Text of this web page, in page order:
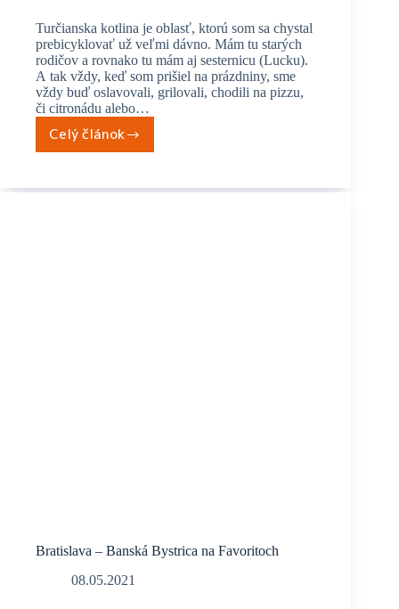
Turčianska kotlina je oblasť, ktorú som sa chystal
prebicyklovať už veľmi dávno. Mám tu starých
rodičov a rovnako tu mám aj sesternicu (Lucku).
A tak vždy, keď som prišiel na prázdniny, sme
vždy buď oslavovali, grilovali, chodili na pizzu,
či citronádu alebo…
Celý článok
Cez
Bratislava – Banská Bystrica na Favoritoch
08.05.2021